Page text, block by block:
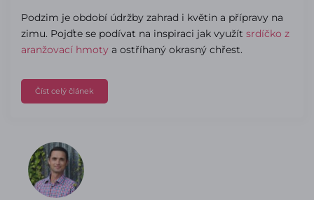
Podzim je období údržby zahrad i květin a přípravy na
zimu. Pojďte se podívat na inspiraci jak využít srdíčko z
aranžovací hmoty a ostříhaný okrasný chřest.
Číst celý článek